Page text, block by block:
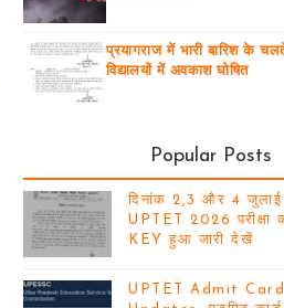
प्रयागराज में भारी बारिश के
विद्यालयों में अवकाश घोषित
Popular Posts
दिनांक 2,3 और 4 जुलाई
UPTET 2026 परीक्षा
KEY हुआ जारी देखें
UPTET Admit